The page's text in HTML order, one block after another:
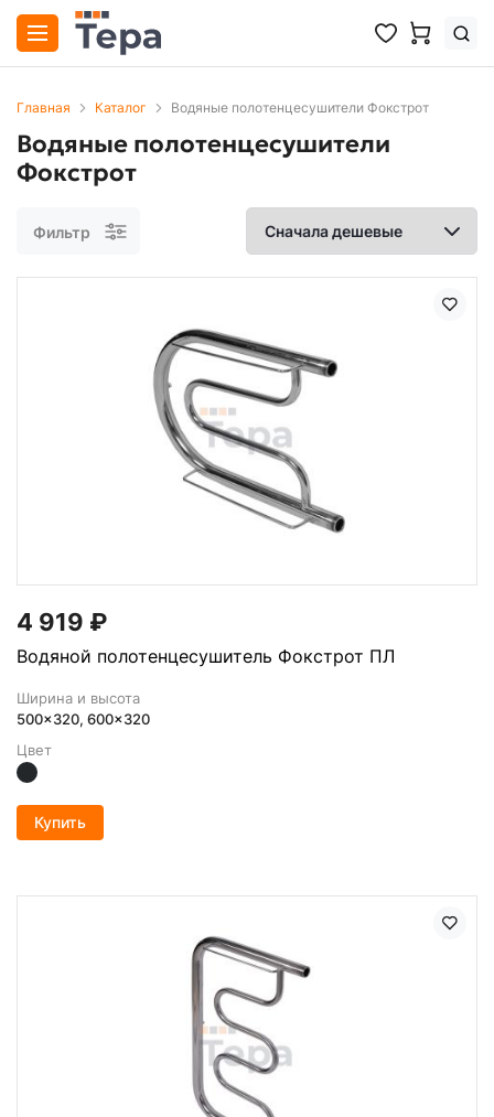
Главная Каталог Водяные полотенцесушители Фокстрот
Водяные полотенцесушители
Фокстрот
Фильтр
4 919 ₽
Водяной полотенцесушитель Фокстрот ПЛ
Ширина и высота
500x320, 600x320
Цвет
Купить